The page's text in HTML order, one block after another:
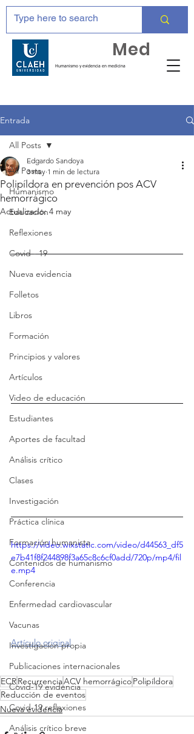
Humanismo y evidencia en medicina
Med
Entrada
All Posts
Humanismo
Educación
Reflexiones
Covid - 19
Nueva evidencia
Folletos
Libros
Formación
Principios y valores
Artículos
Video de educación
Estudiantes
Aportes de facultad
Análisis crítico
Clases
Investigación
Práctica clínica
Formación humanista
Contenidos de humanismo
Conferencia
Enfermedad cardiovascular
Vacunas
Investigacion propia
Publicaciones internacionales
Covid-19 evidencia
Covid-19 reflexiones
Análisis crítico breve
All Posts
Polipíldora en prevención pos ACV
hemorrágico
Edgardo Sandoya
3 may 1 min de lectura
Actualizado:4 may
https://video.wixstatic.com/video/d44563_df5
e7b41f8f244898f3a65c8c6cf0add/720p/mp4/fil
e.mp4
Artículo original
ECRRecurrenciaACV hemorrágicoPolipíldora
Reducción de eventos
Nueva evidencia